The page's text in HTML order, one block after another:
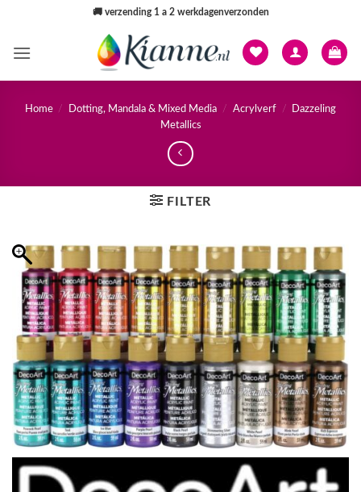
inhoud
🚚verzending 1 a 2 werkdagenverzonden
Home / Dotting, Mandala & Mixed Media / Acrylverf /
Dazzeling
Metallics
FILTER